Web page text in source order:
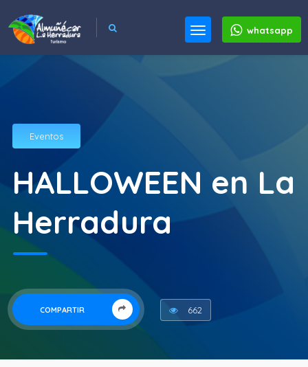
whatsapp
Eventos
HALLOWEEN en La
Herradura
COMPARTIR 662